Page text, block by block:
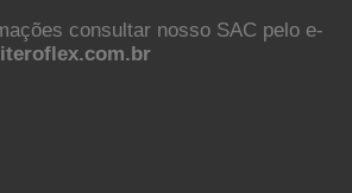
consultar nosso SAC pelo e-